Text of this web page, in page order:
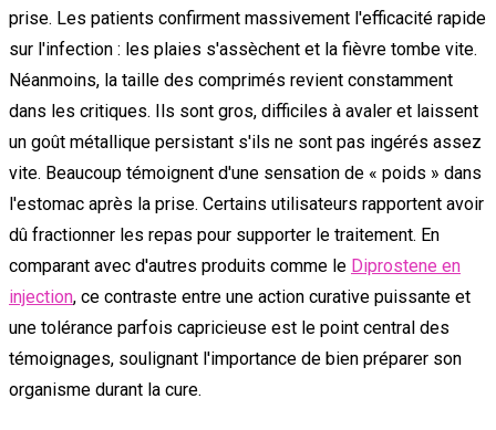
prise. Les patients confirment massivement l'efficacité rapide
sur l'infection : les plaies s'assèchent et la fièvre tombe vite.
Néanmoins, la taille des comprimés revient constamment
dans les critiques. Ils sont gros, difficiles à avaler et laissent
un goût métallique persistant s'ils ne sont pas ingérés assez
vite. Beaucoup témoignent d'une sensation de « poids » dans
l'estomac après la prise. Certains utilisateurs rapportent avoir
dû fractionner les repas pour supporter le traitement. En
comparant avec d'autres produits comme le Diprostene en
injection, ce contraste entre une action curative puissante et
une tolérance parfois capricieuse est le point central des
témoignages, soulignant l'importance de bien préparer son
organisme durant la cure.